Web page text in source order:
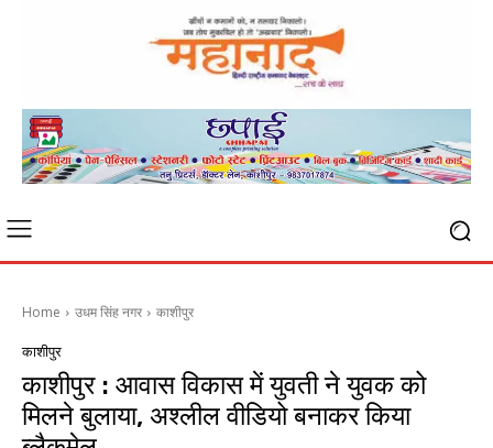
Home उधम सिंह नगर काशीपुर
काशीपुर
काशीपुर : आवास विकास में युवती ने युवक को
मिलने बुलाया, अश्लील वीडियो बनाकर किया